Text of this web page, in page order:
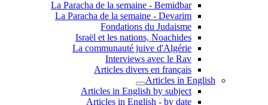
La Paracha de la semaine - Bemidbar
La Paracha de la semaine - Devarim
Fondations du Judaisme
Israël et les nations, Noachides
La communauté juive d'Algérie
Interviews avec le Rav
Articles divers en français
Articles in English
Articles in English by subject
Articles in English - by date